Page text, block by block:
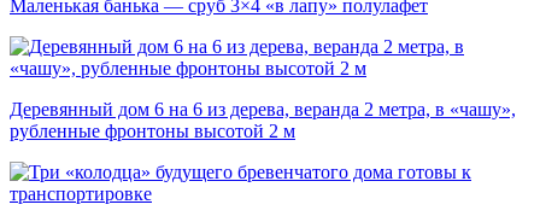
Маленькая банька — сруб 3×4 «в лапу» полулафет
Деревянный дом 6 на 6 из дерева, веранда 2 метра, в «чашу»,
рубленные фронтоны высотой 2 м